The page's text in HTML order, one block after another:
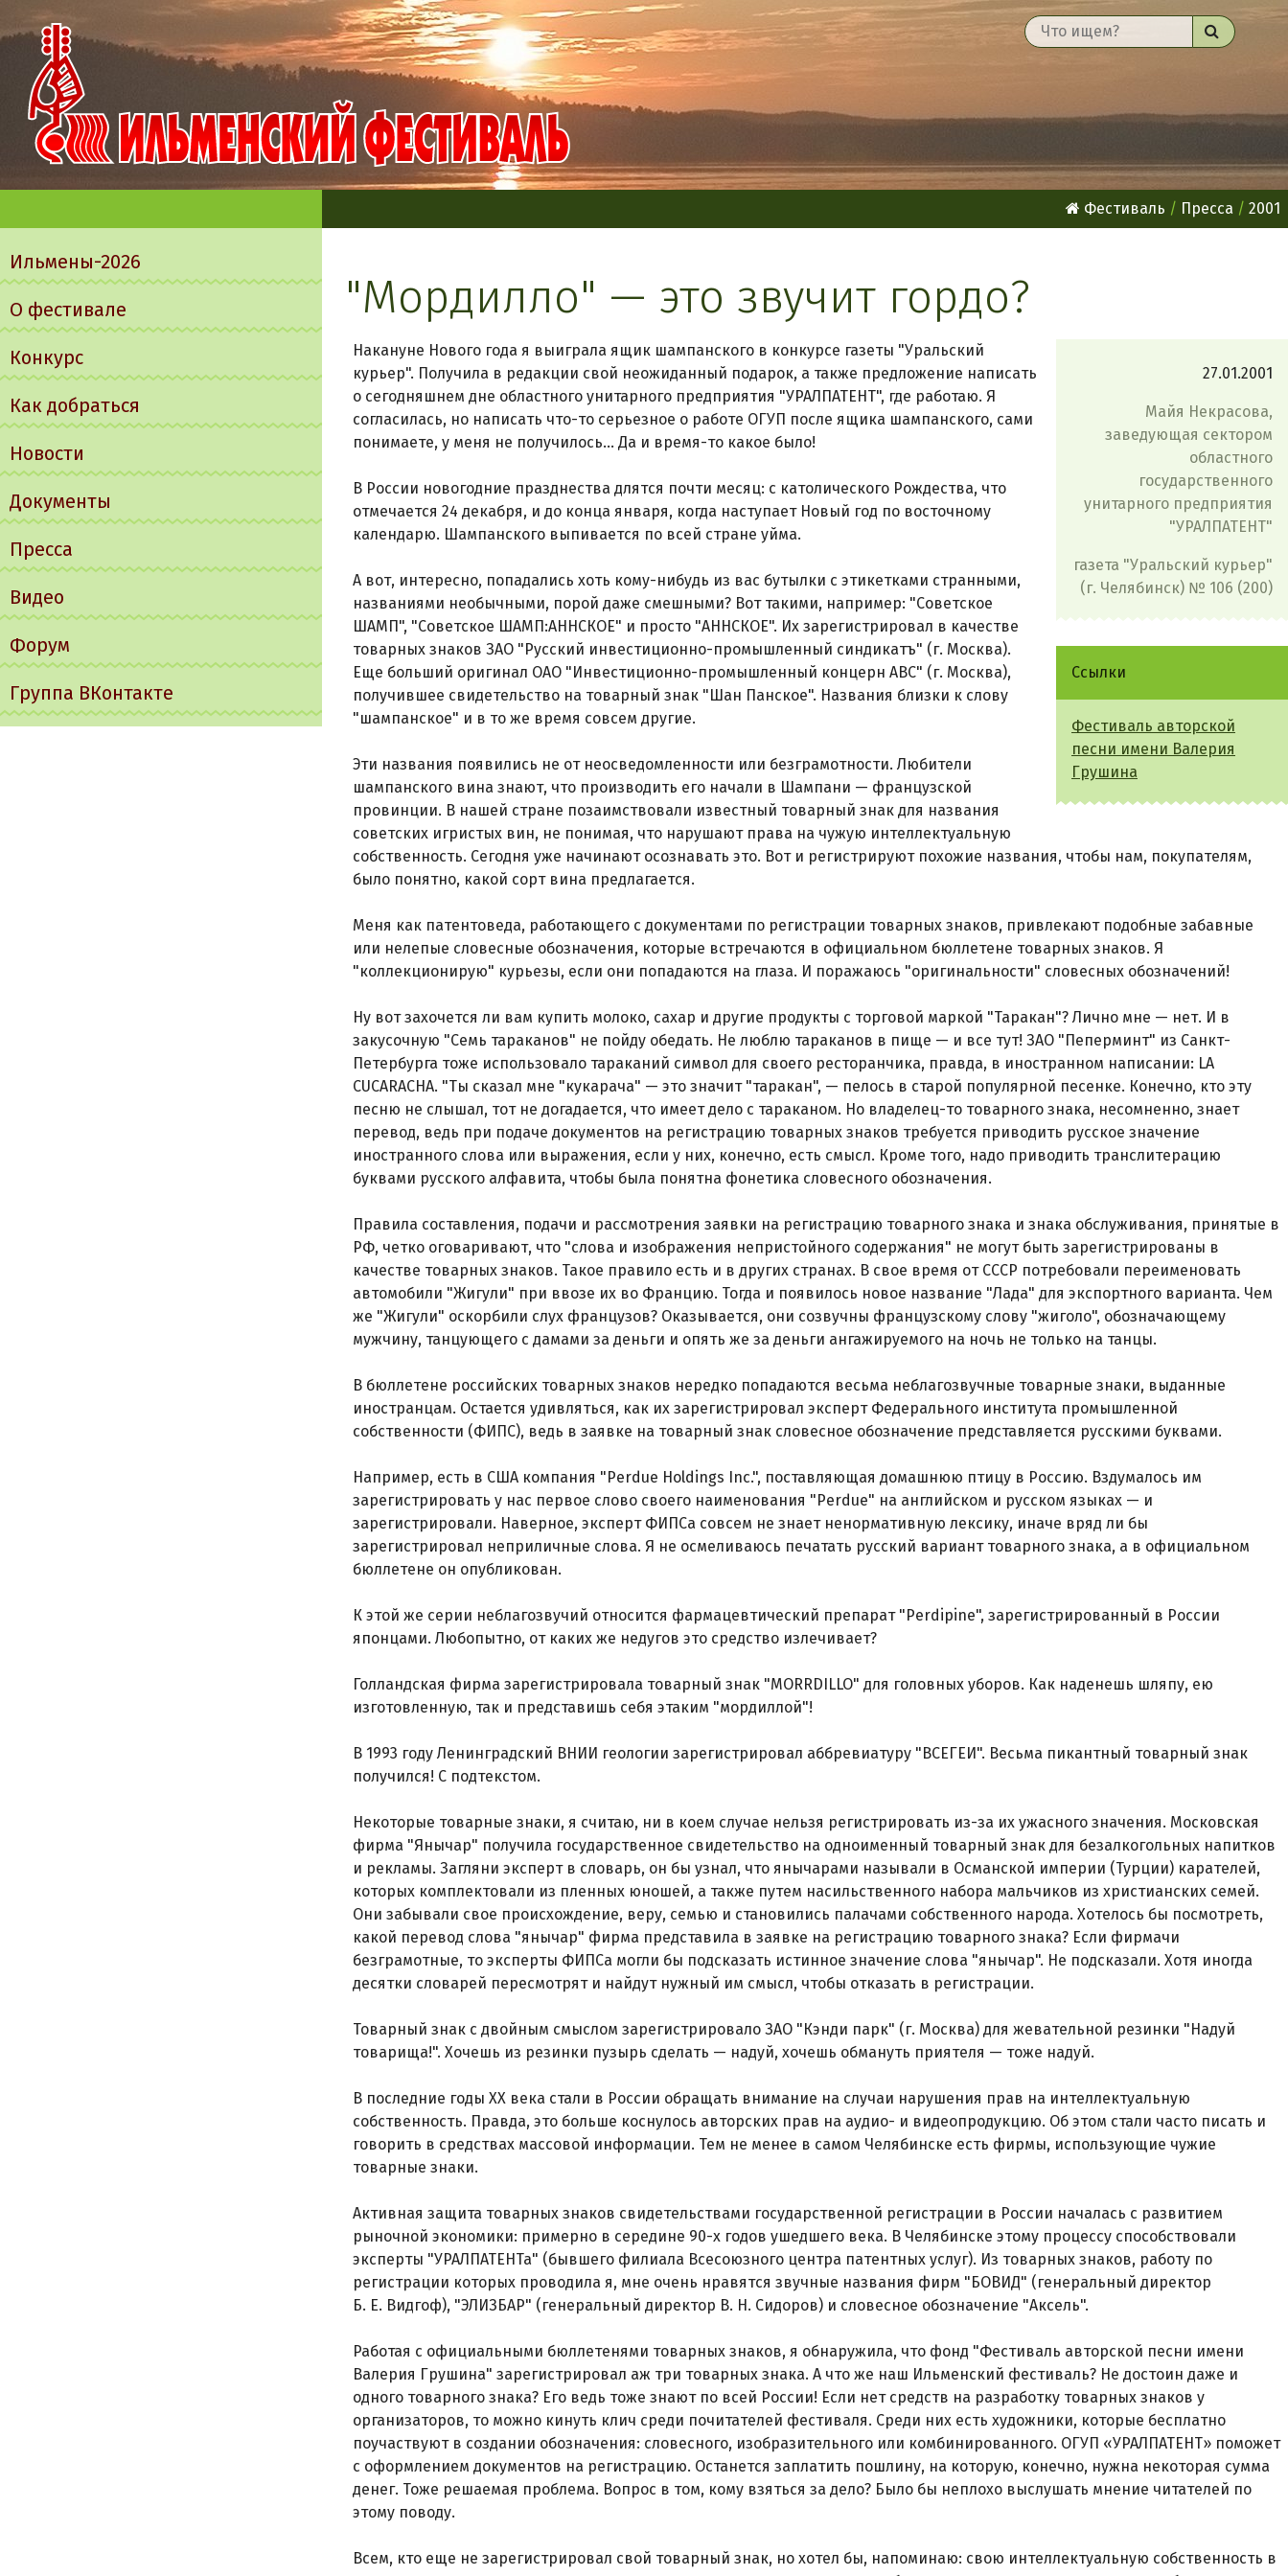
Найти
меню
Ильмены-2026
О фестивале
Конкурс
Как добраться
Новости
Документы
Пресса
Видео
Форум
Группа ВКонтакте
Фестиваль Пресса 2001
"Мордилло" — это звучит гордо?
27.01.2001
Майя Некрасова,
заведующая сектором
областного
государственного
унитарного предприятия
"УРАЛПАТЕНТ"
газета "Уральский курьер"
(г. Челябинск) № 106 (200)
Ссылки
Фестиваль авторской
песни имени Валерия
Грушина
Накануне Нового года я выиграла ящик шампанского в конкурсе газеты "Уральский
курьер". Получила в редакции свой неожиданный подарок, а также предложение написать
о сегодняшнем дне областного унитарного предприятия "УРАЛПАТЕНТ", где работаю. Я
согласилась, но написать что-то серьезное о работе ОГУП после ящика шампанского, сами
понимаете, у меня не получилось... Да и время-то какое было!
В России новогодние празднества длятся почти месяц: с католического Рождества, что
отмечается 24 декабря, и до конца января, когда наступает Новый год по восточному
календарю. Шампанского выпивается по всей стране уйма.
А вот, интересно, попадались хоть кому-нибудь из вас бутылки с этикетками странными,
названиями необычными, порой даже смешными? Вот такими, например: "Советское
ШАМП", "Советское ШАМП:АННСКОЕ" и просто "АННСКОЕ". Их зарегистрировал в качестве
товарных знаков ЗАО "Русский инвестиционно-промышленный синдикатъ" (г. Москва).
Еще больший оригинал ОАО "Инвестиционно-промышленный концерн АВС" (г. Москва),
получившее свидетельство на товарный знак "Шан Панское". Названия близки к слову
"шампанское" и в то же время совсем другие.
Эти названия появились не от неосведомленности или безграмотности. Любители
шампанского вина знают, что производить его начали в Шампани — французской
провинции. В нашей стране позаимствовали известный товарный знак для названия
советских игристых вин, не понимая, что нарушают права на чужую интеллектуальную
собственность. Сегодня уже начинают осознавать это. Вот и регистрируют похожие названия, чтобы нам, покупателям,
было понятно, какой сорт вина предлагается.
Меня как патентоведа, работающего с документами по регистрации товарных знаков, привлекают подобные забавные
или нелепые словесные обозначения, которые встречаются в официальном бюллетене товарных знаков. Я
"коллекционирую" курьезы, если они попадаются на глаза. И поражаюсь "оригинальности" словесных обозначений!
Ну вот захочется ли вам купить молоко, сахар и другие продукты с торговой маркой "Таракан"? Лично мне — нет. И в
закусочную "Семь тараканов" не пойду обедать. Не люблю тараканов в пище — и все тут! ЗАО "Пеперминт" из Санкт-
Петербурга тоже использовало тараканий символ для своего ресторанчика, правда, в иностранном написании: LA
CUCARACHA. "Ты сказал мне "кукарача" — это значит "таракан", — пелось в старой популярной песенке. Конечно, кто эту
песню не слышал, тот не догадается, что имеет дело с тараканом. Но владелец-то товарного знака, несомненно, знает
перевод, ведь при подаче документов на регистрацию товарных знаков требуется приводить русское значение
иностранного слова или выражения, если у них, конечно, есть смысл. Кроме того, надо приводить транслитерацию
буквами русского алфавита, чтобы была понятна фонетика словесного обозначения.
Правила составления, подачи и рассмотрения заявки на регистрацию товарного знака и знака обслуживания, принятые в
РФ, четко оговаривают, что "слова и изображения непристойного содержания" не могут быть зарегистрированы в
качестве товарных знаков. Такое правило есть и в других странах. В свое время от СССР потребовали переименовать
автомобили "Жигули" при ввозе их во Францию. Тогда и появилось новое название "Лада" для экспортного варианта. Чем
же "Жигули" оскорбили слух французов? Оказывается, они созвучны французскому слову "жиголо", обозначающему
мужчину, танцующего с дамами за деньги и опять же за деньги ангажируемого на ночь не только на танцы.
В бюллетене российских товарных знаков нередко попадаются весьма неблагозвучные товарные знаки, выданные
иностранцам. Остается удивляться, как их зарегистрировал эксперт Федерального института промышленной
собственности (ФИПС), ведь в заявке на товарный знак словесное обозначение представляется русскими буквами.
Например, есть в США компания "Perdue Holdings Inc.", поставляющая домашнюю птицу в Россию. Вздумалось им
зарегистрировать у нас первое слово своего наименования "Perdue" на английском и русском языках — и
зарегистрировали. Наверное, эксперт ФИПСа совсем не знает ненормативную лексику, иначе вряд ли бы
зарегистрировал неприличные слова. Я не осмеливаюсь печатать русский вариант товарного знака, а в официальном
бюллетене он опубликован.
К этой же серии неблагозвучий относится фармацевтический препарат "Perdipine", зарегистрированный в России
японцами. Любопытно, от каких же недугов это средство излечивает?
Голландская фирма зарегистрировала товарный знак "MORRDILLO" для головных уборов. Как наденешь шляпу, ею
изготовленную, так и представишь себя этаким "мордиллой"!
В 1993 году Ленинградский ВНИИ геологии зарегистрировал аббревиатуру "ВСЕГЕИ". Весьма пикантный товарный знак
получился! С подтекстом.
Некоторые товарные знаки, я считаю, ни в коем случае нельзя регистрировать из-за их ужасного значения. Московская
фирма "Янычар" получила государственное свидетельство на одноименный товарный знак для безалкогольных напитков
и рекламы. Загляни эксперт в словарь, он бы узнал, что янычарами называли в Османской империи (Турции) карателей,
которых комплектовали из пленных юношей, а также путем насильственного набора мальчиков из христианских семей.
Они забывали свое происхождение, веру, семью и становились палачами собственного народа. Хотелось бы посмотреть,
какой перевод слова "янычар" фирма представила в заявке на регистрацию товарного знака? Если фирмачи
безграмотные, то эксперты ФИПСа могли бы подсказать истинное значение слова "янычар". Не подсказали. Хотя иногда
десятки словарей пересмотрят и найдут нужный им смысл, чтобы отказать в регистрации.
Товарный знак с двойным смыслом зарегистрировало ЗАО "Кэнди парк" (г. Москва) для жевательной резинки "Надуй
товарища!". Хочешь из резинки пузырь сделать — надуй, хочешь обмануть приятеля — тоже надуй.
В последние годы XX века стали в России обращать внимание на случаи нарушения прав на интеллектуальную
собственность. Правда, это больше коснулось авторских прав на аудио- и видеопродукцию. Об этом стали часто писать и
говорить в средствах массовой информации. Тем не менее в самом Челябинске есть фирмы, использующие чужие
товарные знаки.
Активная защита товарных знаков свидетельствами государственной регистрации в России началась с развитием
рыночной экономики: примерно в середине 90-х годов ушедшего века. В Челябинске этому процессу способствовали
эксперты "УРАЛПАТЕНТа" (бывшего филиала Всесоюзного центра патентных услуг). Из товарных знаков, работу по
регистрации которых проводила я, мне очень нравятся звучные названия фирм "БОВИД" (генеральный директор
Б. Е. Видгоф), "ЭЛИЗБАР" (генеральный директор В. Н. Сидоров) и словесное обозначение "Аксель".
Работая с официальными бюллетенями товарных знаков, я обнаружила, что фонд "Фестиваль авторской песни имени
Валерия Грушина" зарегистрировал аж три товарных знака. А что же наш Ильменский фестиваль? Не достоин даже и
одного товарного знака? Его ведь тоже знают по всей России! Если нет средств на разработку товарных знаков у
организаторов, то можно кинуть клич среди почитателей фестиваля. Среди них есть художники, которые бесплатно
поучаствуют в создании обозначения: словесного, изобразительного или комбинированного. ОГУП «УРАЛПАТЕНТ» поможет
с оформлением документов на регистрацию. Останется заплатить пошлину, на которую, конечно, нужна некоторая сумма
денег. Тоже решаемая проблема. Вопрос в том, кому взяться за дело? Было бы неплохо выслушать мнение читателей по
этому поводу.
Всем, кто еще не зарегистрировал свой товарный знак, но хотел бы, напоминаю: свою интеллектуальную собственность в